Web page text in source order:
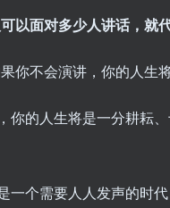
以面对多少人讲话，就
你不会演讲，你的人生
你的人生将是一分耕耘
一个需要人人发声的时代